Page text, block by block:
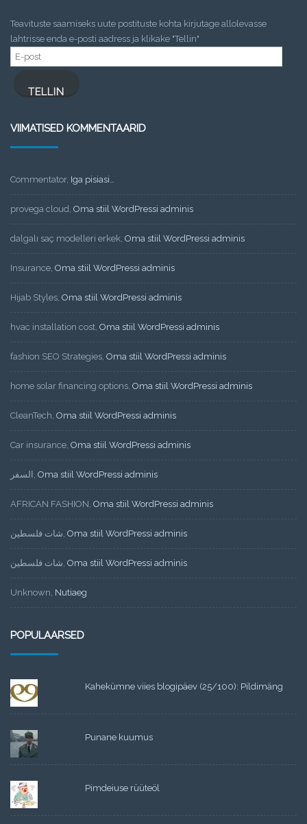
Teavituste saamiseks uute postituste kohta kirjutage allolevasse
lahtrisse enda e-posti aadress ja klikake "Tellin"
E-
post
TELLIN
VIIMATISED KOMMENTAARID
Commentator, Iga pisiasi…
provega cloud, Oma stiil WordPressi adminis
dalgalı saç modelleri erkek, Oma stiil WordPressi adminis
Insurance, Oma stiil WordPressi adminis
Hijab Styles, Oma stiil WordPressi adminis
hvac installation cost, Oma stiil WordPressi adminis
fashion SEO Strategies, Oma stiil WordPressi adminis
home solar financing options, Oma stiil WordPressi adminis
CleanTech, Oma stiil WordPressi adminis
Car insurance, Oma stiil WordPressi adminis
السفر , Oma stiil WordPressi adminis
AFRICAN FASHION, Oma stiil WordPressi adminis
شات فلسطين, Oma stiil WordPressi adminis
شات فلسطين, Oma stiil WordPressi adminis
Unknown, Nutiaeg
POPULAARSED
Kahekümne viies blogipäev (25/100): Pildimäng
Punane kuumus
Pimdeiuse rüüteöl